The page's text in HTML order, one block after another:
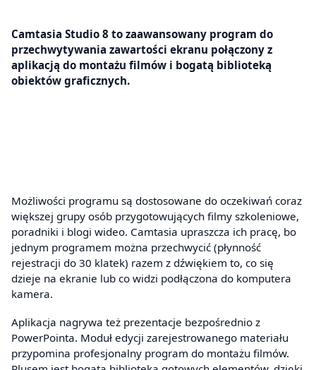
Camtasia Studio 8 to zaawansowany program do
przechwytywania zawartości ekranu połączony z
aplikacją do montażu filmów i bogatą biblioteką
obiektów graficznych.
Możliwości programu są dostosowane do oczekiwań coraz
większej grupy osób przygotowujących filmy szkoleniowe,
poradniki i blogi wideo. Camtasia upraszcza ich pracę, bo
jednym programem można przechwycić (płynność
rejestracji do 30 klatek) razem z dźwiękiem to, co się
dzieje na ekranie lub co widzi podłączona do komputera
kamera.
Aplikacja nagrywa też prezentacje bezpośrednio z
PowerPointa. Moduł edycji zarejestrowanego materiału
przypomina profesjonalny program do montażu filmów.